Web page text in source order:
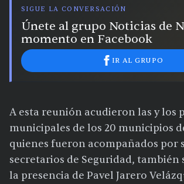
SIGUE LA CONVERSACIÓN
Únete al grupo Noticias de
momento en Facebook
IR AL GRUPO
A esta reunión acudieron las y los
municipales de los 20 municipios
quienes fueron acompañados por
secretarios de Seguridad, también
la presencia de Pavel Jarero